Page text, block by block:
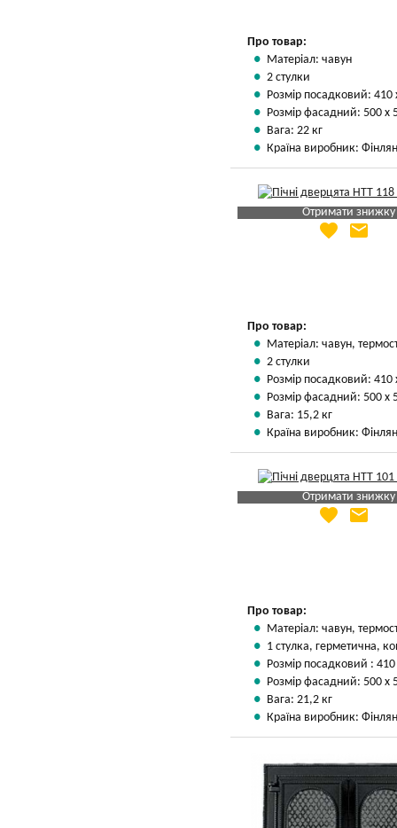
Про товар:
Матеріал: чавун
2 стулки
Розмір посадковий:
Розмір фасадний: 500 х
Вага: 22 кг
Країна виробник:
Отримати знижку
Яка Ваша ціна
favorite email
Про товар:
Матеріал: чавун,
2 стулки
Розмір посадковий:
Розмір фасадний: 500 х
Вага: 15,2 кг
Країна виробник:
Отримати знижку
Яка Ваша ціна
favorite email
Про товар:
Матеріал: чавун,
1 стулка, герметична,
Розмір посадковий :
Розмір фасадний: 500 х
Вага: 21,2 кг
Країна виробник: